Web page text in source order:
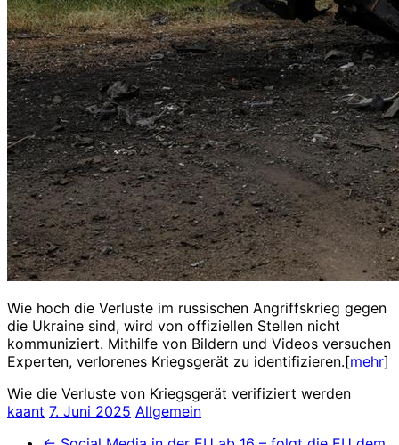
Wie hoch die Verluste im russischen Angriffskrieg gegen
die Ukraine sind, wird von offiziellen Stellen nicht
kommuniziert. Mithilfe von Bildern und Videos versuchen
Experten, verlorenes Kriegsgerät zu identifizieren.[mehr]
Wie die Verluste von Kriegsgerät verifiziert werden
kaant 7. Juni 2025 Allgemein